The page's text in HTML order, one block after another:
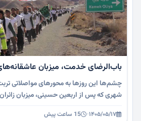
باب‌الرضای خدمت، میزبان
چشم‌ها این روزها به محورهای مواصلاتی
شهری که پس از اربعین حسینی، میزبان
۱۴۰۵/۰۵/۱۷· 15 ساعت پیش